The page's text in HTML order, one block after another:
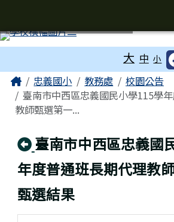
大 中 小
主內容區域
Home忠義國小 教務處
校園公告
臺南市中西區忠義國民小學115學
教師甄選第一...
回上頁
臺南市中西區忠義國
年度普通班長期代理教
甄選結果
頁尾區域